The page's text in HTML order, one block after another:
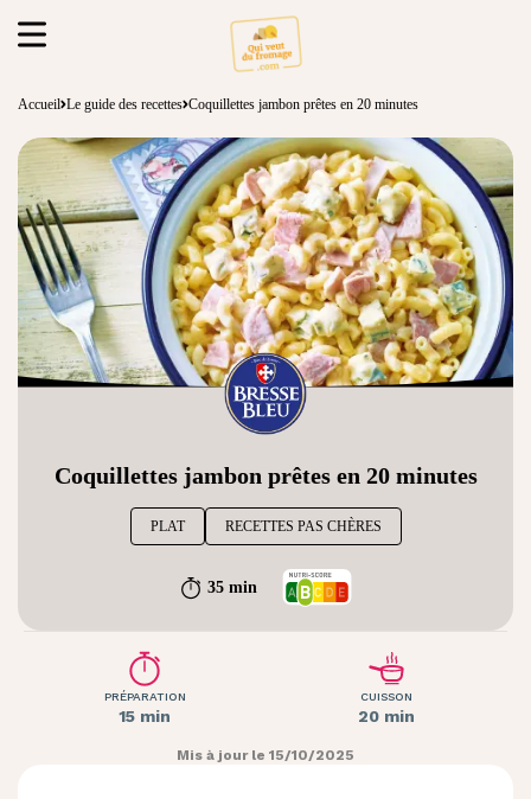
Accueil Le guide des recettes Coquillettes jambon prêtes en 20 minutes
Coquillettes jambon prêtes en 20 minutes
PLAT RECETTES PAS CHÈRES
35 min
PRÉPARATION
15 min
CUISSON
20 min
Mis à jour le 15/10/2025